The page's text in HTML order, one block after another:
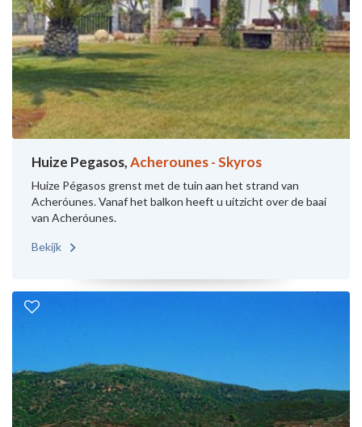
Huize Pegasos,Acherounes - Skyros
Huize Pégasos grenst met de tuin aan het strand van
Acheróunes. Vanaf het balkon heeft u uitzicht over de baai
van Acheróunes.
Bekijk